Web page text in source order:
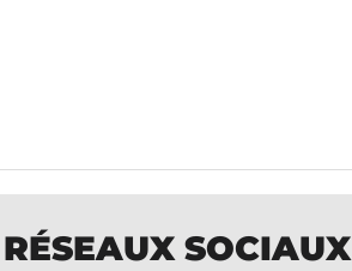
SOCIAUX